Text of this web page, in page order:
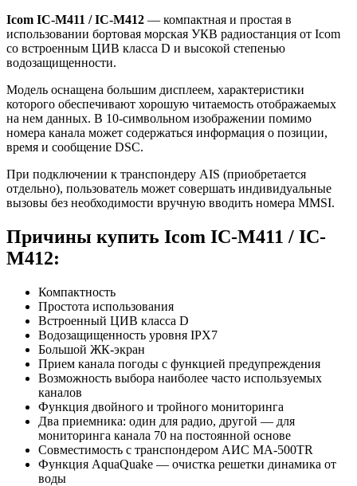
Icom IC-M411 / IC-M412 — компактная и простая в
использовании бортовая морская УКВ радиостанция от Icom
со встроенным ЦИВ класса D и высокой степенью
водозащищенности.
Модель оснащена большим дисплеем, характеристики
которого обеспечивают хорошую читаемость отображаемых
на нем данных. В 10-символьном изображении помимо
номера канала может содержаться информация о позиции,
время и сообщение DSC.
При подключении к транспондеру AIS (приобретается
отдельно), пользователь может совершать индивидуальные
вызовы без необходимости вручную вводить номера MMSI.
Причины купить Icom IC-M411 / IC-
M412:
Компактность
Простота использования
Встроенный ЦИВ класса D
Водозащищенность уровня IPX7
Большой ЖК-экран
Прием канала погоды с функцией предупреждения
Возможность выбора наиболее часто используемых
каналов
Функция двойного и тройного мониторинга
Два приемника: один для радио, другой — для
мониторинга канала 70 на постоянной основе
Совместимость с транспондером АИС MA-500TR
Функция AquaQuake — очистка решетки динамика от
воды